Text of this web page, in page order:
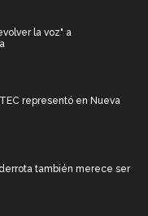
la voz" a
representó en Nueva
también merece ser